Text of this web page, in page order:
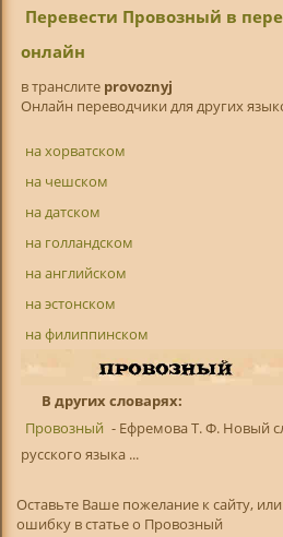
Перевести Провозный в
онлайн
в транслитe provoznyj
Онлайн переводчики для других
на хорватском
на чешском
на датском
на голландском
на английском
на эстонском
на филиппинском
В других словарях:
Провозный - Ефремова Т. Ф. Новый
русского языка ...
Оставьте Ваше пожелание к сайту,
ошибку в статье о Провозный